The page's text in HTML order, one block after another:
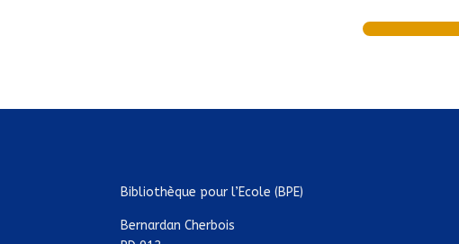
Bibliothèque pour l’Ecole (BPE)
Bernardan Cherbois